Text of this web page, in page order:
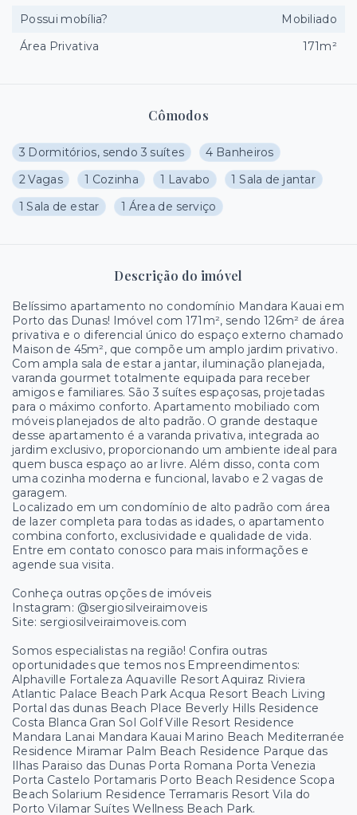
Cômodos
3 Dormitórios, sendo 3 suítes
4 Banheiros
2 Vagas
1 Cozinha 1 Lavabo
1 Sala de jantar
1 Sala de estar
1 Área de serviço
Descrição do imóvel
Belíssimo apartamento no condomínio Mandara Kauai em
Porto das Dunas! Imóvel com 171m², sendo 126m² de área
privativa e o diferencial único do espaço externo chamado
Maison de 45m², que compõe um amplo jardim privativo.
Com ampla sala de estar a jantar, iluminação planejada,
varanda gourmet totalmente equipada para receber
amigos e familiares. São 3 suítes espaçosas, projetadas
para o máximo conforto. Apartamento mobiliado com
móveis planejados de alto padrão. O grande destaque
desse apartamento é a varanda privativa, integrada ao
jardim exclusivo, proporcionando um ambiente ideal para
quem busca espaço ao ar livre. Além disso, conta com
uma cozinha moderna e funcional, lavabo e 2 vagas de
garagem.
Localizado em um condomínio de alto padrão com área
de lazer completa para todas as idades, o apartamento
combina conforto, exclusividade e qualidade de vida.
Entre em contato conosco para mais informações e
agende sua visita.
Conheça outras opções de imóveis
Instagram: @sergiosilveiraimoveis
Site: sergiosilveiraimoveis.com
Somos especialistas na região! Confira outras
oportunidades que temos nos Empreendimentos:
Alphaville Fortaleza Aquaville Resort Aquiraz Riviera
Atlantic Palace Beach Park Acqua Resort Beach Living
Portal das dunas Beach Place Beverly Hills Residence
Costa Blanca Gran Sol Golf Ville Resort Residence
Mandara Lanai Mandara Kauai Marino Beach Mediterranée
Residence Miramar Palm Beach Residence Parque das
Ilhas Paraiso das Dunas Porta Romana Porta Venezia
Porta Castelo Portamaris Porto Beach Residence Scopa
Beach Solarium Residence Terramaris Resort Vila do
Porto Vilamar Suítes Wellness Beach Park.
Possui mobília?
Mobiliado
Área Privativa
171m²